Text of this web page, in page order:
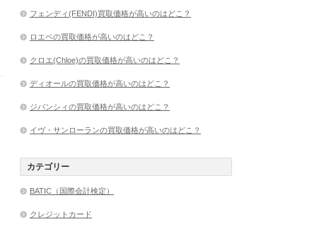
フェンディ(FENDI)買取価格が高いのはどこ？
ロエベの買取価格が高いのはどこ？
クロエ(Chloe)の買取価格が高いのはどこ？
ディオールの買取価格が高いのはどこ？
ジバンシィの買取価格が高いのはどこ？
イヴ・サンローランの買取価格が高いのはどこ？
カテゴリー
BATIC（国際会計検定）
クレジットカード